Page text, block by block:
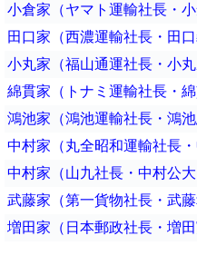
小倉家（ヤマト運輸社長・
田口家（西濃運輸社長・田
小丸家（福山通運社長・小
綿貫家（トナミ運輸社長・
鴻池家（鴻池運輸社長・鴻
中村家（丸全昭和運輸社長
中村家（山九社長・中村公
武藤家（第一貨物社長・武
増田家（日本郵政社長・増